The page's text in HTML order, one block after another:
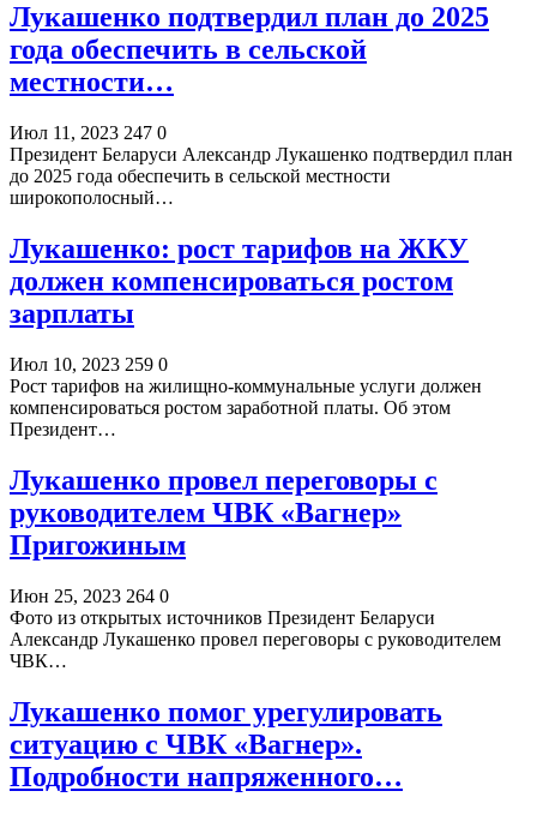
Лукашенко подтвердил план до 2025
года обеспечить в сельской
местности…
Июл 11, 2023 247 0
Президент Беларуси Александр Лукашенко подтвердил план
до 2025 года обеспечить в сельской местности
широкополосный…
Лукашенко: рост тарифов на ЖКУ
должен компенсироваться ростом
зарплаты
Июл 10, 2023 259 0
Рост тарифов на жилищно-коммунальные услуги должен
компенсироваться ростом заработной платы. Об этом
Президент…
Лукашенко провел переговоры с
руководителем ЧВК «Вагнер»
Пригожиным
Июн 25, 2023 264 0
Фото из открытых источников Президент Беларуси
Александр Лукашенко провел переговоры с руководителем
ЧВК…
Лукашенко помог урегулировать
ситуацию с ЧВК «Вагнер».
Подробности напряженного…